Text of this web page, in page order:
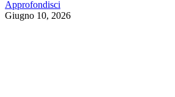
Approfondisci
Giugno 10, 2026